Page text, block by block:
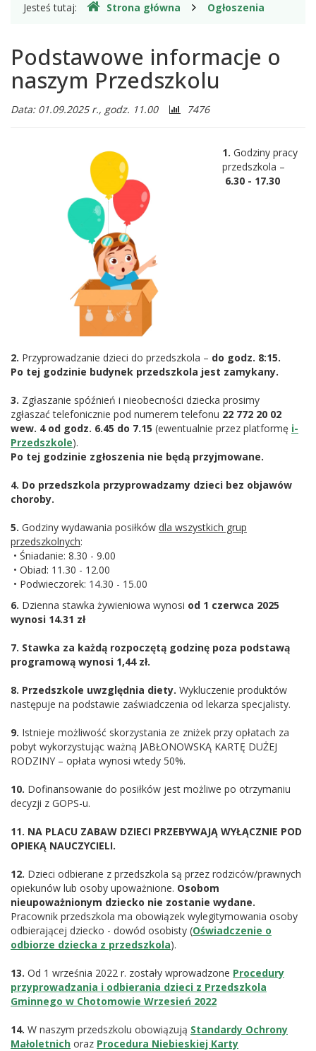
Gdzie
Jesteś tutaj: Strona główna Ogłoszenia
Podstawowe informacje o
naszym Przedszkolu
Data: 01.09.2025 r., godz. 11.00
Liczba
7476
1. Godziny pracy
przedszkola –
6.30 - 17.30
2. Przyprowadzanie dzieci do przedszkola – do godz. 8:15.
Po tej godzinie budynek przedszkola jest zamykany.
3. Zgłaszanie spóźnień i nieobecności dziecka prosimy
zgłaszać telefonicznie pod numerem telefonu 22 772 20 02
wew. 4 od godz. 6.45 do 7.15 (ewentualnie przez platformę i-
Przedszkole).
Po tej godzinie zgłoszenia nie będą przyjmowane.
4. Do przedszkola przyprowadzamy dzieci bez objawów
choroby.
5. Godziny wydawania posiłków dla wszystkich grup
przedszkolnych:
• Śniadanie: 8.30 - 9.00
• Obiad: 11.30 - 12.00
• Podwieczorek: 14.30 - 15.00
6. Dzienna stawka żywieniowa wynosi od 1 czerwca 2025
wynosi 14.31 zł
7. Stawka za każdą rozpoczętą godzinę poza podstawą
programową wynosi 1,44 zł.
8. Przedszkole uwzględnia diety. Wykluczenie produktów
następuje na podstawie zaświadczenia od lekarza specjalisty.
9. Istnieje możliwość skorzystania ze zniżek przy opłatach za
pobyt wykorzystując ważną JABŁONOWSKĄ KARTĘ DUŻEJ
RODZINY – opłata wynosi wtedy 50%.
10. Dofinansowanie do posiłków jest możliwe po otrzymaniu
decyzji z GOPS-u.
11. NA PLACU ZABAW DZIECI PRZEBYWAJĄ WYŁĄCZNIE POD
OPIEKĄ NAUCZYCIELI.
12. Dzieci odbierane z przedszkola są przez rodziców/prawnych
opiekunów lub osoby upoważnione. Osobom
nieupoważnionym dziecko nie zostanie wydane.
Pracownik przedszkola ma obowiązek wylegitymowania osoby
odbierającej dziecko - dowód osobisty (Oświadczenie o
odbiorze dziecka z przedszkola).
13. Od 1 września 2022 r. zostały wprowadzone Procedury
przyprowadzania i odbierania dzieci z Przedszkola
Gminnego w Chotomowie Wrzesień 2022
14. W naszym przedszkolu obowiązują Standardy Ochrony
Małoletnich oraz Procedura Niebieskiej Karty